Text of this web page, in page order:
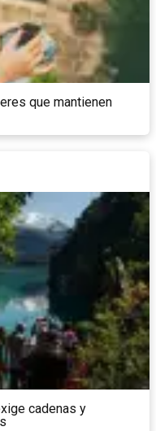
que mantienen
cadenas y